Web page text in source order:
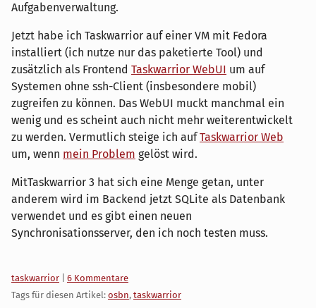
Aufgabenverwaltung.
Jetzt habe ich Taskwarrior auf einer VM mit Fedora
installiert (ich nutze nur das paketierte Tool) und
zusätzlich als Frontend Taskwarrior WebUI um auf
Systemen ohne ssh-Client (insbesondere mobil)
zugreifen zu können. Das WebUI muckt manchmal ein
wenig und es scheint auch nicht mehr weiterentwickelt
zu werden. Vermutlich steige ich aufTaskwarrior Web
um, wenn mein Problem gelöst wird.
⁣MitTaskwarrior 3 hat sich eine Menge getan, unter
anderem wird im Backend jetzt SQLite als Datenbank
verwendet und es gibt einen neuen
Synchronisationsserver, den ich noch testen muss.
Kategorien:
taskwarrior
6 Kommentare
Tags für diesen Artikel: osbn, taskwarrior